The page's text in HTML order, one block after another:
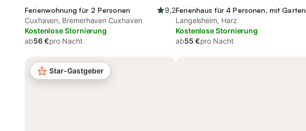
Ferienwohnung für 2 Personen
9,2
Cuxhaven, Bremerhaven Cuxhaven
Kostenlose Stornierung
ab56 €pro Nacht
Ferienhaus für 4 Personen, mit Garten
Langelsheim, Harz
Kostenlose Stornierung
ab55 €pro Nacht
Star-Gastgeber